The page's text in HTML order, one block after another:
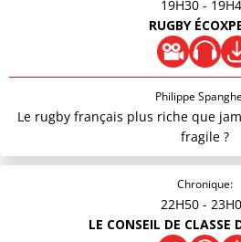
19H30 -
RUGBY
Philippe
Le rugby français plus riche que
fragile ?
Chronique:
22H50 -
LE CONSEIL DE CLASSE